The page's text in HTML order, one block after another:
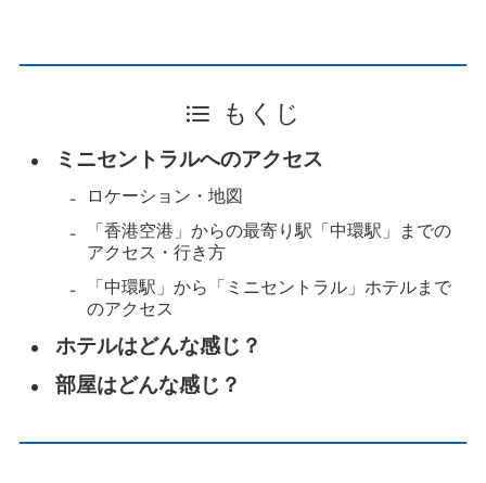
もくじ
ミニセントラルへのアクセス
ロケーション・地図
「香港空港」からの最寄り駅「中環駅」までの
アクセス・行き方
「中環駅」から「ミニセントラル」ホテルまで
のアクセス
ホテルはどんな感じ？
部屋はどんな感じ？